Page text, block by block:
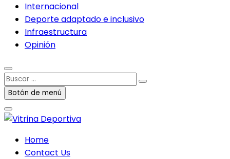
Internacional
Deporte adaptado e inclusivo
Infraestructura
Opinión
Buscar
…Botón de menú
Home
Contact Us